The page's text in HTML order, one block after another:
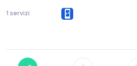
1 servizi